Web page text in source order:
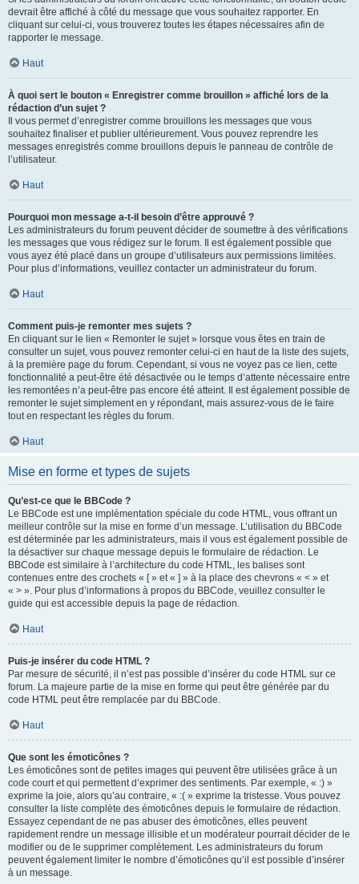
devrait être affiché à côté du message que vous souhaitez rapporter. En
cliquant sur celui-ci, vous trouverez toutes les étapes nécessaires afin de
rapporter le message.
Haut
À quoi sert le bouton « Enregistrer comme brouillon » affiché lors de la
rédaction d’un sujet ?
Il vous permet d’enregistrer comme brouillons les messages que vous
souhaitez finaliser et publier ultérieurement. Vous pouvez reprendre les
messages enregistrés comme brouillons depuis le panneau de contrôle de
l’utilisateur.
Haut
Pourquoi mon message a-t-il besoin d’être approuvé ?
Les administrateurs du forum peuvent décider de soumettre à des vérifications
les messages que vous rédigez sur le forum. Il est également possible que
vous ayez été placé dans un groupe d’utilisateurs aux permissions limitées.
Pour plus d’informations, veuillez contacter un administrateur du forum.
Haut
Comment puis-je remonter mes sujets ?
En cliquant sur le lien « Remonter le sujet » lorsque vous êtes en train de
consulter un sujet, vous pouvez remonter celui-ci en haut de la liste des sujets,
à la première page du forum. Cependant, si vous ne voyez pas ce lien, cette
fonctionnalité a peut-être été désactivée ou le temps d’attente nécessaire entre
les remontées n’a peut-être pas encore été atteint. Il est également possible de
remonter le sujet simplement en y répondant, mais assurez-vous de le faire
tout en respectant les règles du forum.
Haut
Mise en forme et types de sujets
Qu’est-ce que le BBCode ?
Le BBCode est une implémentation spéciale du code HTML, vous offrant un
meilleur contrôle sur la mise en forme d’un message. L’utilisation du BBCode
est déterminée par les administrateurs, mais il vous est également possible de
la désactiver sur chaque message depuis le formulaire de rédaction. Le
BBCode est similaire à l’architecture du code HTML, les balises sont
contenues entre des crochets « [ » et « ] » à la place des chevrons « < » et
« > ». Pour plus d’informations à propos du BBCode, veuillez consulter le
guide qui est accessible depuis la page de rédaction.
Haut
Puis-je insérer du code HTML ?
Par mesure de sécurité, il n’est pas possible d’insérer du code HTML sur ce
forum. La majeure partie de la mise en forme qui peut être générée par du
code HTML peut être remplacée par du BBCode.
Haut
Que sont les émoticônes ?
Les émoticônes sont de petites images qui peuvent être utilisées grâce à un
code court et qui permettent d’exprimer des sentiments. Par exemple, « :) »
exprime la joie, alors qu’au contraire, « :( » exprime la tristesse. Vous pouvez
consulter la liste complète des émoticônes depuis le formulaire de rédaction.
Essayez cependant de ne pas abuser des émoticônes, elles peuvent
rapidement rendre un message illisible et un modérateur pourrait décider de le
modifier ou de le supprimer complètement. Les administrateurs du forum
peuvent également limiter le nombre d’émoticônes qu’il est possible d’insérer
à un message.